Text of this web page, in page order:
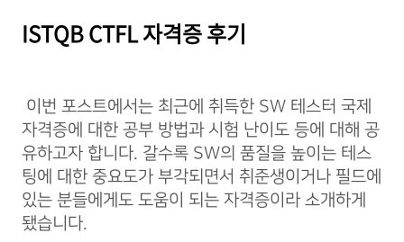
ISTQB CTFL 자격증 후기
이번 포스트에서는 최근에 취득한 SW 테스터 국제
자격증에 대한 공부 방법과 시험 난이도 등에 대해 공
유하고자 합니다. 갈수록 SW의 품질을 높이는 테스
팅에 대한 중요도가 부각되면서 취준생이거나 필드에
있는 분들에게도 도움이 되는 자격증이라 소개하게
됐습니다.